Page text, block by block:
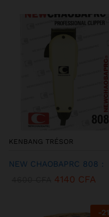
KENBANG TRÉSOR
NEW CHAOBAPRC 808 :
4140 CFA
-21